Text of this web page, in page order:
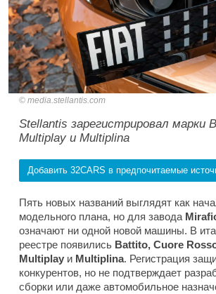
media.stellantis.com
Stellantis зарегистрировал марки
Multiplay и Multiplina
Добавить 32CARS в предпочитаемые
Пять новых названий выглядят как
модельного плана, но для завода
означают ни одной новой машины. В
реестре появились Battito, Cuore
Multiplay и Multiplina. Регистрация
конкурентов, но не подтверждает
сборки или даже автомобильное